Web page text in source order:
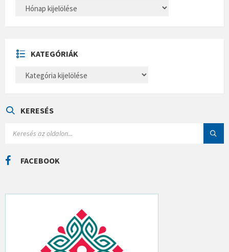
H
U
M
KATEGÓRIÁK
E
Á
KERESÉS
C
H
FACEBOOK